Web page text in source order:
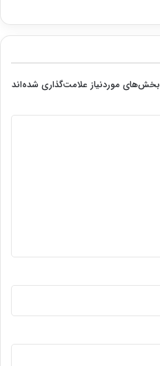
بخش‌های موردنیاز علامت‌گذاری شده‌اند